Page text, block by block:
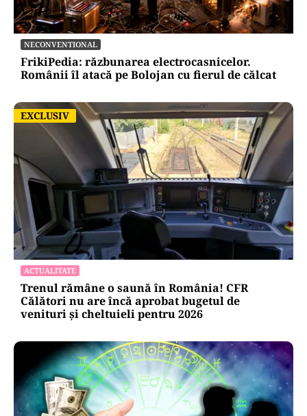
NECONVENTIONAL
FrikiPedia: răzbunarea electrocasnicelor.
Românii îl atacă pe Bolojan cu fierul de călcat
EXCLUSIV
EXCLUSIV
ACTUALITATE
Trenul rămâne o saună în România! CFR
Călători nu are încă aprobat bugetul de
venituri și cheltuieli pentru 2026